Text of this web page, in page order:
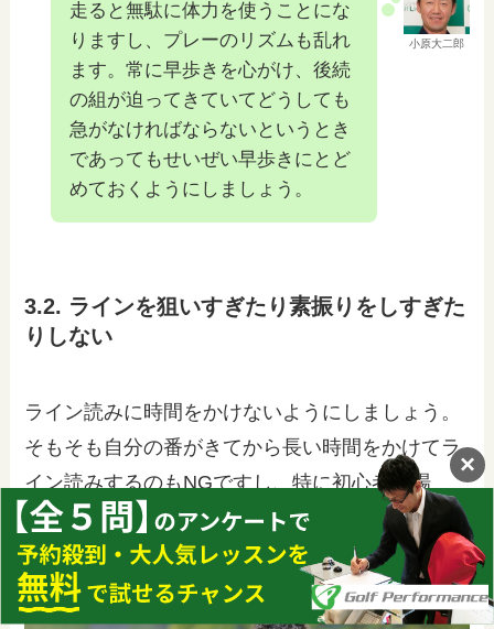
小原大二郎
走ると無駄に体力を使うことにな
りますし、プレーのリズムも乱れ
ます。常に早歩きを心がけ、後続
の組が迫ってきていてどうしても
急がなければならないというとき
であってもせいぜい早歩きにとど
めておくようにしましょう。
3.2. ラインを狙いすぎたり素振りをしすぎた
りしない
ライン読みに時間をかけないようにしましょう。
そもそも自分の番がきてから長い時間をかけてラ
イン読みするのもNGですし、特に初心者の場
合、芝目などを見てもなかなかラインは読めない
ものですよね。
×